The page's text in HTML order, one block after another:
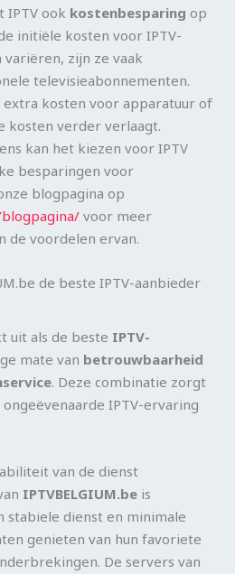
IPTV ook kostenbesparing op
initiële kosten voor IPTV-
zijn ze vaak
televisieabonnementen.
kosten voor apparatuur of
kosten verder verlaagt.
kan het kiezen voor IPTV
besparingen voor
blogpagina op
voor meer
de voordelen ervan.
de beste IPTV-aanbieder
uit als de beste IPTV-
mate van betrouwbaarheid
. Deze combinatie zorgt
IPTV-ervaring
van de dienst
IPTVBELGIUM.be is
stabiele dienst en minimale
genieten van hun favoriete
De servers van